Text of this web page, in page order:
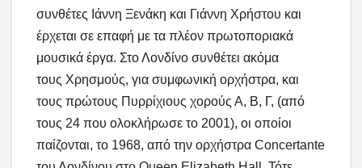
συνθέτες Ιάννη Ξενάκη και Γιάννη Χρήστου και
έρχεται σε επαφή με τα πλέον πρωτοποριακά
μουσικά έργα. Στο Λονδίνο συνθέτει ακόμα
τους Χρησμούς, για συμφωνική ορχήστρα, και
τους πρώτους Πυρρίχιους χορούς Α, Β, Γ, (από
τους 24 που ολοκλήρωσε το 2001), οι οποίοι
παίζονται, το 1968, από την ορχήστρα Concertante